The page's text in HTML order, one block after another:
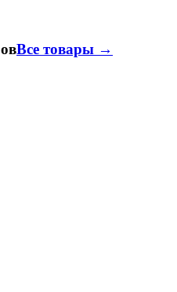
Все товары →